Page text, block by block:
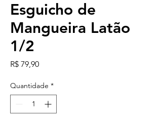
Esguicho de
Mangueira Latão
1/2
R$ 79,90Preço
Quantidade *